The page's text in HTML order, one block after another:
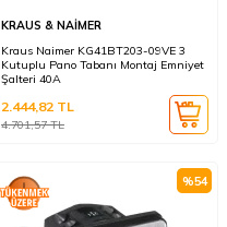
KRAUS & NAİMER
Kraus Naimer KG41BT203-09VE 3
Kutuplu Pano Tabanı Montaj Emniyet
Şalteri 40A
4.701,57TL
2.444,82 TL
%54